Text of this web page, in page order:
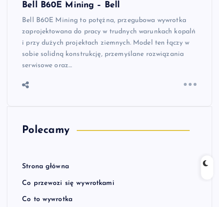
Bell B60E Mining – Bell
Bell B60E Mining to potężna, przegubowa wywrotka
zaprojektowana do pracy w trudnych warunkach kopalń
i przy dużych projektach ziemnych. Model ten łączy w
sobie solidną konstrukcję, przemyślane rozwiązania
serwisowe oraz…
Polecamy
Strona główna
Co przewozi się wywrotkami
Co to wywrotka